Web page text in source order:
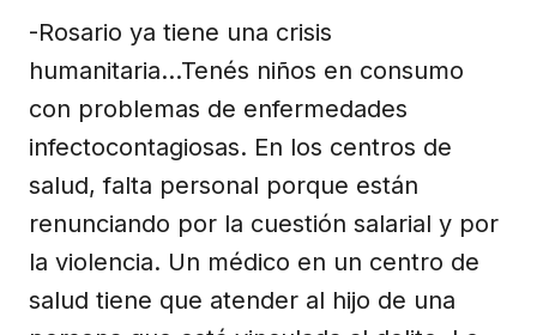
-Rosario ya tiene una crisis
humanitaria...Tenés niños en consumo
con problemas de enfermedades
infectocontagiosas. En los centros de
salud, falta personal porque están
renunciando por la cuestión salarial y por
la violencia. Un médico en un centro de
salud tiene que atender al hijo de una